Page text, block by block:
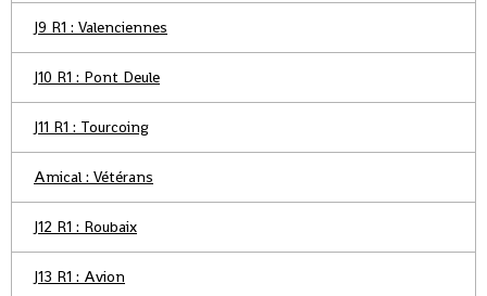
J9 R1 : Valenciennes
J10 R1 : Pont Deule
J11 R1 : Tourcoing
Amical : Vétérans
J12 R1 : Roubaix
J13 R1 : Avion